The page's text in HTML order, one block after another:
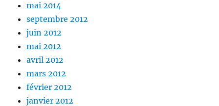
mai 2014
septembre 2012
juin 2012
mai 2012
avril 2012
mars 2012
février 2012
janvier 2012